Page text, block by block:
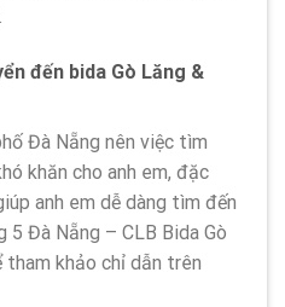
đến bida Gò Lăng &
Đà Nẵng nên việc tìm
khăn cho anh em, đặc
anh em dễ dàng tìm đến
5 Đà Nẵng – CLB Bida Gò
tham khảo chỉ dẫn trên